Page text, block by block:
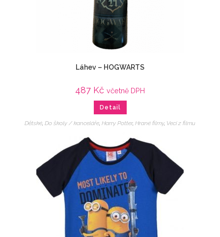
Láhev – HOGWARTS
487 Kč včetně DPH
Detail
Dětské, Do školy / kanceláře, Harry Potter, Hrané filmy, Veci z filmu